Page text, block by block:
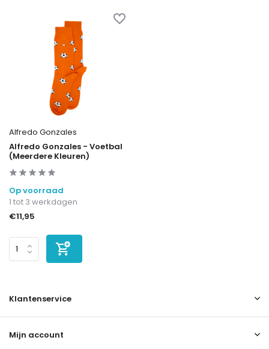
Alfredo Gonzales
Alfredo Gonzales - Voetbal
(Meerdere Kleuren)
Op voorraad
1 tot 3 werkdagen
€11,95
Klantenservice
Mijn account